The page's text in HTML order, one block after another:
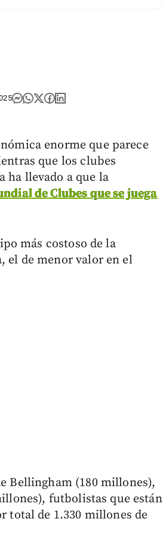
enorme que parece
que los clubes
ha llevado a que la
de Clubes que se juega
más costoso de la
el de menor valor en el
Bellingham (180 millones),
futbolistas que están
total de 1.330 millones de